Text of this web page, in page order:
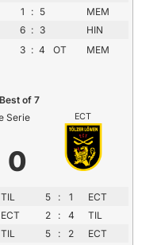
1 : 5
MEM
6 : 3
HIN
3 : 4 OT MEM
of 7
ECT
Serie
0
TIL 5 : 1
ECT
ECT 2 : 4
TIL
TIL 5 : 2
ECT